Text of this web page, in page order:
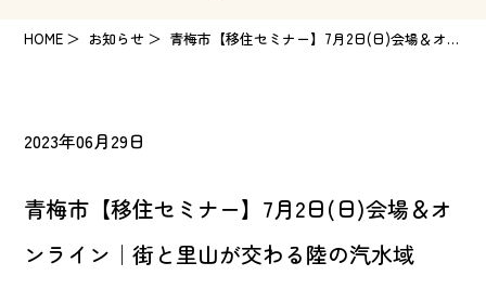
HOME お知らせ 青梅市【移住セミナー】7月2日(日)会場＆オンライン｜街と里山が交わる陸の汽水域
2023年06月29日
青梅市【移住セミナー】7月2日(日)会場＆オ
ンライン｜街と里山が交わる陸の汽水域